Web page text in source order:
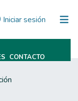
Iniciar sesión (current)
CONTACTO